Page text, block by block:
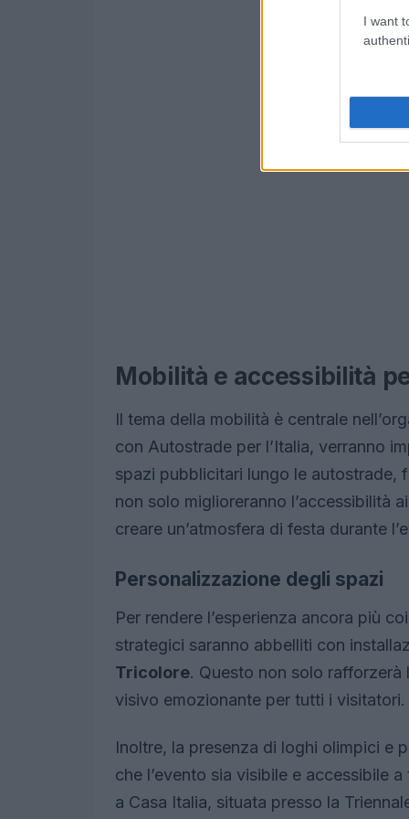
I want
Mobilità e accessibilità
Il tema della mobilità è centrale
con Autostrade per l’Italia, verranno
spazi pubblicitari lungo le autostrade,
non solo miglioreranno l’accessibilità
creare un’atmosfera di festa durante
Personalizzazione degli spazi
Per rendere l’esperienza ancora più
strategici saranno abbelliti con
Tricolore. Questo non solo rafforzerà
visivo emozionante per tutti i visitatori.
Inoltre, la presenza di loghi olimpici e
che l’evento sia visibile e accessibile
a Casa Italia, situata presso la